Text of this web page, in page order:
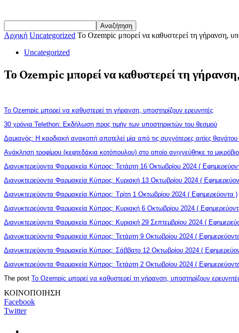
Αρχική Uncategorized Το Ozempic μπορεί να καθυστερεί τη γήρανση,
Uncategorized
Το Ozempic μπορεί να καθυστερεί τη
Το Ozempic μπορεί να καθυστερεί τη γήρανση, υποστηρίζουν ερευνητές
30 χρόνια Telethon: Εκδήλωση προς τιμήν των υποστηρικτών του θεσμού
Δαμιανός: Η καρδιακή ανακοπή αποτελεί μία από τις συχνότερες αιτίες
Ανάκληση τροφίμου (κεφτεδάκια κοτόπουλου) στο οποίο ανιχνεύθηκε το
Διανυκτερεύοντα Φαρμακεία Κύπρος: Τετάρτη 16 Οκτωβρίου 2024 (
Διανυκτερεύοντα Φαρμακεία Κύπρος: Κυριακή 13 Οκτωβρίου 2024 (
Διανυκτερεύοντα Φαρμακεία Κύπρος: Τρίτη 1 Οκτωβρίου 2024 ( Εφημερεύοντα )
Διανυκτερεύοντα Φαρμακεία Κύπρος: Κυριακή 6 Οκτωβρίου 2024 (
Διανυκτερεύοντα Φαρμακεία Κύπρος: Κυριακή 29 Σεπτεμβρίου 2024 (
Διανυκτερεύοντα Φαρμακεία Κύπρος: Τετάρτη 9 Οκτωβρίου 2024 (
Διανυκτερεύοντα Φαρμακεία Κύπρος: Σάββατο 12 Οκτωβρίου 2024 (
Διανυκτερεύοντα Φαρμακεία Κύπρος: Τετάρτη 2 Οκτωβρίου 2024 (
The post Το Ozempic μπορεί να καθυστερεί τη γήρανση, υποστηρίζουν
ΚΟΙΝΟΠΟΙΗΣΗ
Facebook
Twitter